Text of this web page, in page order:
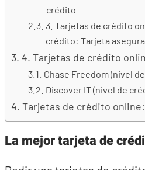
crédito
3. Tarjetas de crédito
crédito: Tarjeta
4. Tarjetas de crédito
Chase Freedom (nivel
Discover IT (nivel de
Tarjetas de crédito
La mejor tarjeta de